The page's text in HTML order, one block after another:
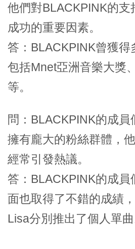
他們對BLACKPINK的支
成功的重要因素。
答：BLACKPINK曾獲得
包括Mnet亞洲音樂大獎
等。
問：BLACKPINK的成
擁有龐大的粉絲群體，
經常引發熱議。
答：BLACKPINK的成員
面也取得了不錯的成績
Lisa分別推出了個人單曲